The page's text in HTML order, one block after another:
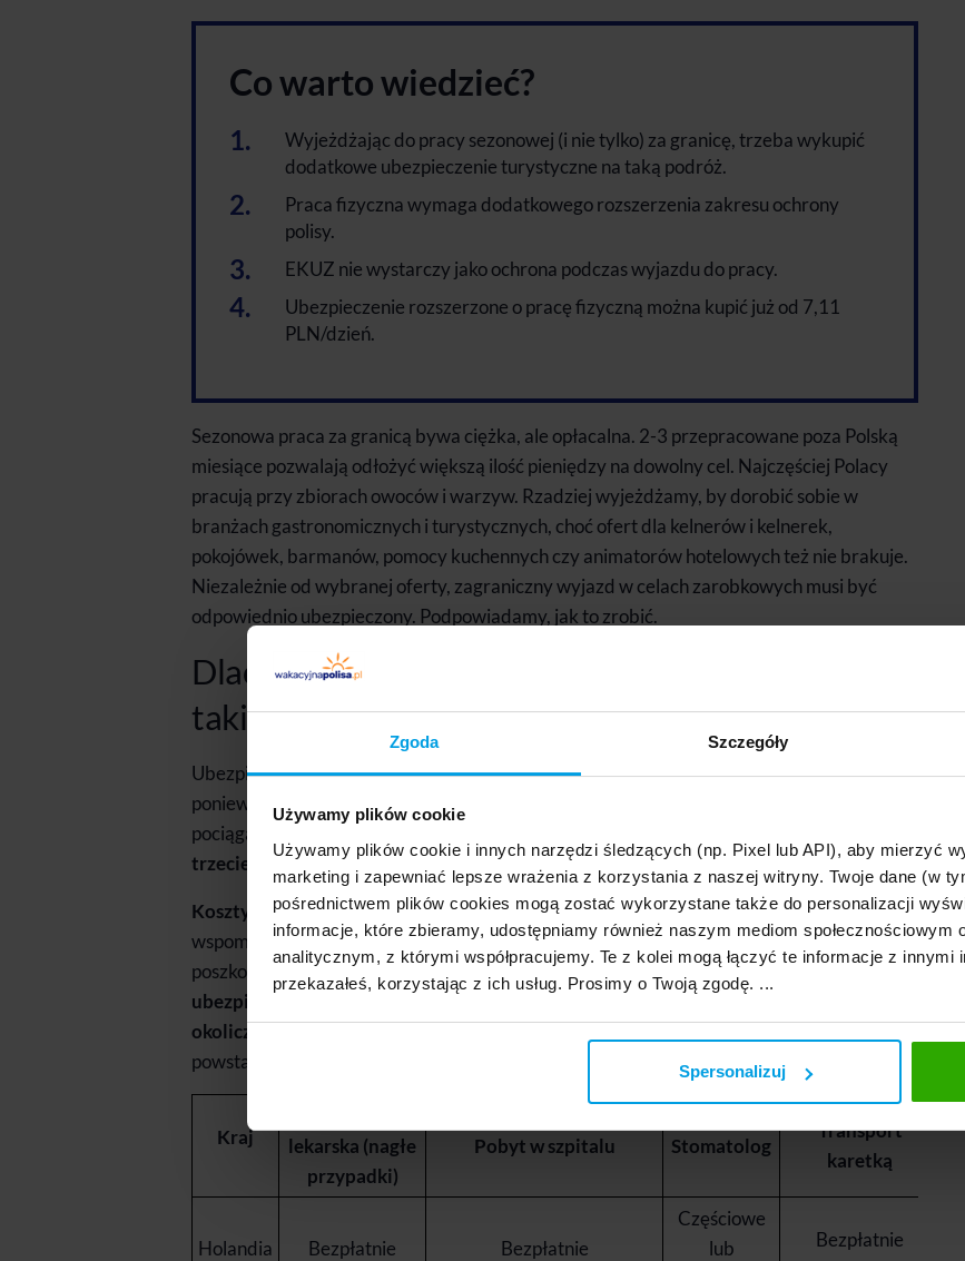
Zgoda Szczegóły
Używamy plików cookie
Używamy plików cookie i innych narzędzi śledzących (np. Pixel lub API), aby mierzyć
marketing i zapewniać lepsze wrażenia z korzystania z naszej witryny. Twoje dane (w
pośrednictwem plików cookies mogą zostać wykorzystane także do personalizacji
informacje, które zbieramy, udostępniamy również naszym mediom społecznościowym
analitycznym, z którymi współpracujemy. Te z kolei mogą łączyć te informacje z innymi
przekazałeś, korzystając z ich usług. Prosimy o Twoją zgodę. ...
Spersonalizuj
Co warto wiedzieć?
Wyjeżdżając do pracy sezonowej (i nie tylko) za granicę, trzeba wykupić
dodatkowe ubezpieczenie turystyczne na taką podróż.
Praca fizyczna wymaga dodatkowego rozszerzenia zakresu ochrony
polisy.
EKUZ nie wystarczy jako ochrona podczas wyjazdu do pracy.
Ubezpieczenie rozszerzone o pracę fizyczną można kupić już od 7,11
PLN/dzień.
Sezonowa praca za granicą bywa ciężka, ale opłacalna. 2-3 przepracowane poza Polską
miesiące pozwalają odłożyć większą ilość pieniędzy na dowolny cel. Najczęściej Polacy
pracują przy zbiorach owoców i warzyw. Rzadziej wyjeżdżamy, by dorobić sobie w
branżach gastronomicznych i turystycznych, choć ofert dla kelnerów i kelnerek,
pokojówek, barmanów, pomocy kuchennych czy animatorów hotelowych też nie brakuje.
Niezależnie od wybranej oferty, zagraniczny wyjazd w celach zarobkowych musi być
odpowiednio ubezpieczony. Podpowiadamy, jak to zrobić.
Dlaczego ubezpieczenie do pracy za granicę jest
takie ważne?
Ubezpieczenie na wyjazd do pracy poza Polskę, także sezonowo, jest niezwykle ważne,
ponieważ podczas wykonywania obowiązków – zwłaszcza jeśli mowa o pracy fizycznej –
pociąga za sobą
trzecie.
Choroba również nie wybiera.
Koszty leczenia zagranicznego są natomiast zazwyczaj bardzo wysokie, nie
wspominając nawet o innych usługach, takich jak transport medyczny, transport
poszkodowanego do kraju, czy szkody wyrządzone innym.Dzięki odpowiedniemu
ubezpieczeniu zabezpieczymy siebie (i swoich bliskich) na wypadek takich
okoliczności, a ubezpieczyciel zwróci nam pieniądze stracone w związku z likwidacją
powstałych szkód.
Kraj
lekarska (nagłe
przypadki)
Pobyt w szpitalu Stomatolog
Transport
karetką
Holandia Bezpłatnie Bezpłatnie
Częściowe
lub
Bezpłatnie